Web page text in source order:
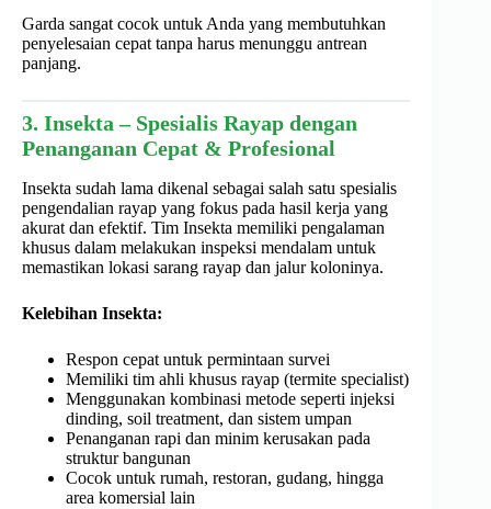
Garda sangat cocok untuk Anda yang membutuhkan
penyelesaian cepat tanpa harus menunggu antrean
panjang.
3. Insekta – Spesialis Rayap dengan
Penanganan Cepat & Profesional
Insekta sudah lama dikenal sebagai salah satu spesialis
pengendalian rayap yang fokus pada hasil kerja yang
akurat dan efektif. Tim Insekta memiliki pengalaman
khusus dalam melakukan inspeksi mendalam untuk
memastikan lokasi sarang rayap dan jalur koloninya.
Kelebihan Insekta:
Respon cepat untuk permintaan survei
Memiliki tim ahli khusus rayap (termite specialist)
Menggunakan kombinasi metode seperti injeksi
dinding, soil treatment, dan sistem umpan
Penanganan rapi dan minim kerusakan pada
struktur bangunan
Cocok untuk rumah, restoran, gudang, hingga
area komersial lain